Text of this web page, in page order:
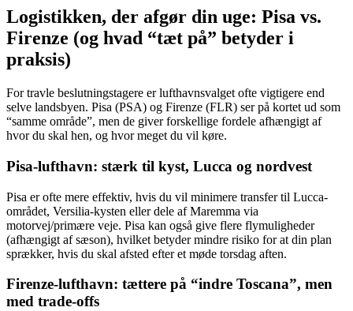
Logistikken, der afgør din uge: Pisa vs.
Firenze (og hvad “tæt på” betyder i
praksis)
For travle beslutningstagere er lufthavnsvalget ofte vigtigere end
selve landsbyen. Pisa (PSA) og Firenze (FLR) ser på kortet ud som
“samme område”, men de giver forskellige fordele afhængigt af
hvor du skal hen, og hvor meget du vil køre.
Pisa-lufthavn: stærk til kyst, Lucca og nordvest
Pisa er ofte mere effektiv, hvis du vil minimere transfer til Lucca-
området, Versilia-kysten eller dele af Maremma via
motorvej/primære veje. Pisa kan også give flere flymuligheder
(afhængigt af sæson), hvilket betyder mindre risiko for at din plan
sprækker, hvis du skal afsted efter et møde torsdag aften.
Firenze-lufthavn: tættere på “indre Toscana”, men
med trade-offs